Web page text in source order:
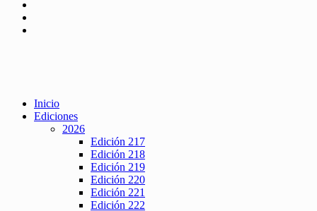
Inicio
Ediciones
2026
Edición 217
Edición 218
Edición 219
Edición 220
Edición 221
Edición 222